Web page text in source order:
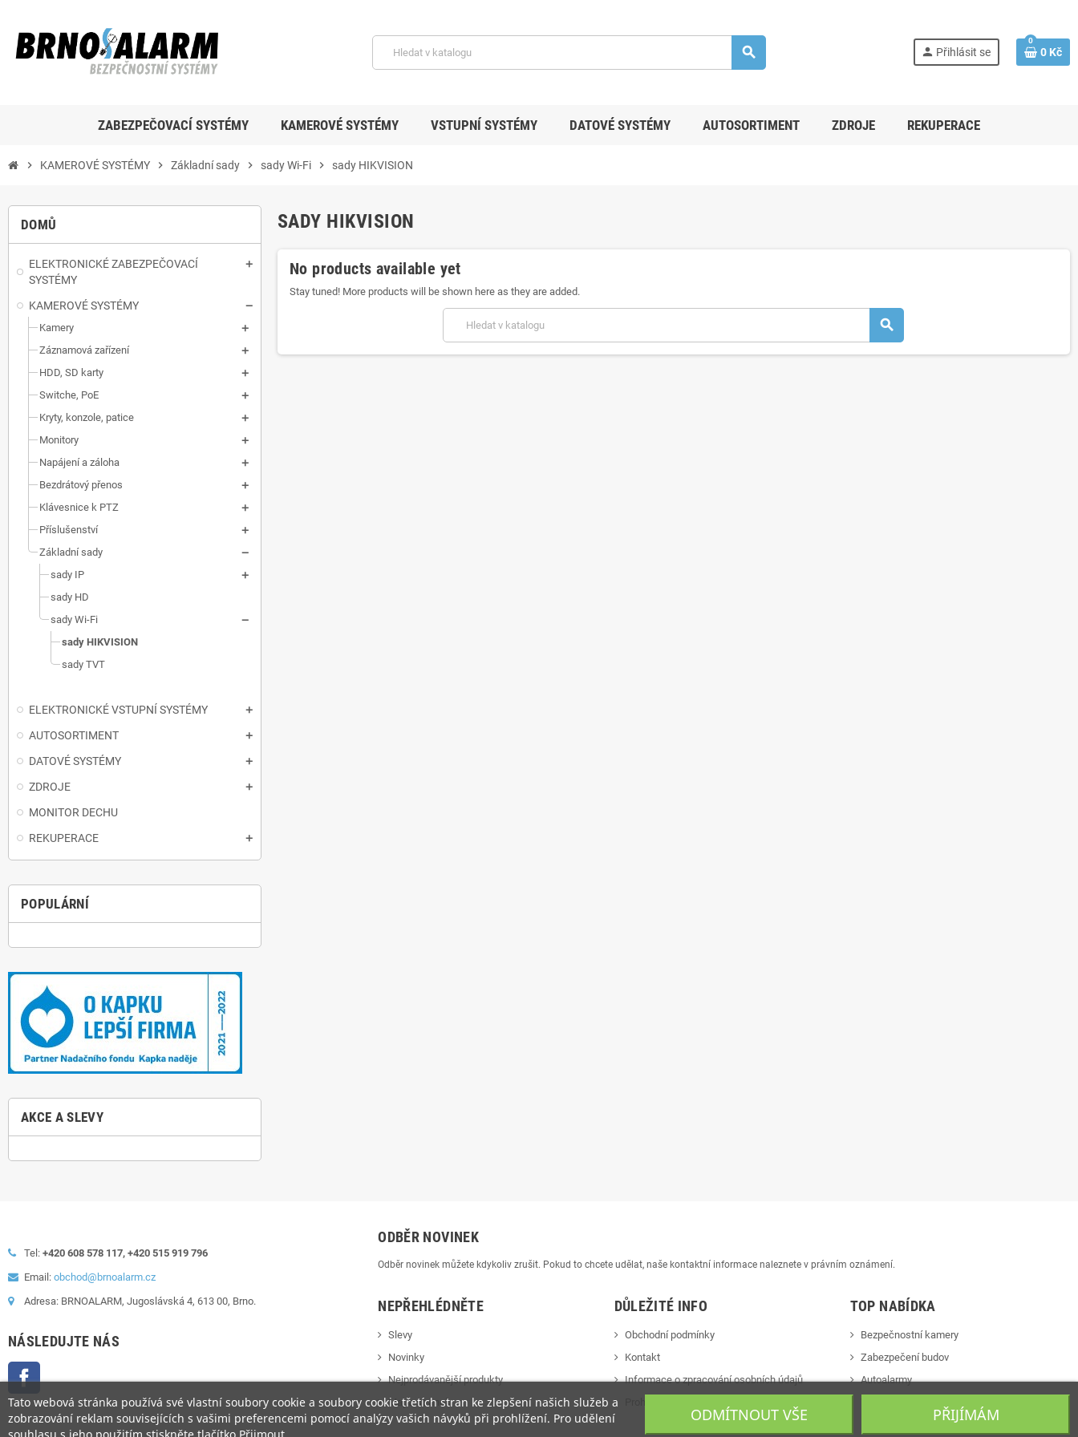
search person Přihlásit se
0
0 Kč
ZABEZPEČOVACÍ SYSTÉMY KAMEROVÉ SYSTÉMY VSTUPNÍ SYSTÉMY DATOVÉ SYSTÉMY AUTOSORTIMENT ZDROJE REKUPERACE
chevron_right KAMEROVÉ SYSTÉMY chevron_right Základní sady chevron_right sady Wi-Fi chevron_right sady HIKVISION
DOMŮ
ELEKTRONICKÉ ZABEZPEČOVACÍ
SYSTÉMY
KAMEROVÉ SYSTÉMY
Kamery
Záznamová zařízení
HDD, SD karty
Switche, PoE
Kryty, konzole, patice
Monitory
Napájení a záloha
Bezdrátový přenos
Klávesnice k PTZ
Příslušenství
Základní sady
sady IP
sady HD
sady Wi-Fi
sady HIKVISION
sady TVT
ELEKTRONICKÉ VSTUPNÍ SYSTÉMY
AUTOSORTIMENT
DATOVÉ SYSTÉMY
ZDROJE
MONITOR DECHU
REKUPERACE
POPULÁRNÍ
AKCE A SLEVY
SADY HIKVISION
No products available yet
Stay tuned! More products will be shown here as they are added.
search
Tel: +420 608 578 117, +420 515 919 796
Email: obchod@brnoalarm.cz
Adresa: BRNOALARM, Jugoslávská 4, 613 00, Brno.
NÁSLEDUJTE NÁS
ODBĚR NOVINEK
Odběr novinek můžete kdykoliv zrušit. Pokud to chcete udělat, naše kontaktní informace naleznete v právním oznámení.
NEPŘEHLÉDNĚTE
Slevy
Novinky
Nejprodávanější produkty
Mapa stránek
DŮLEŽITÉ INFO
Obchodní podmínky
Kontakt
Informace o zpracování osobních údajů
TOP NABÍDKA
Bezpečnostní kamery
Zabezpečení budov
Autoalarmy
Tato webová stránka používá své vlastní soubory cookie a soubory cookie třetích stran ke zlepšení našich služeb a
zobrazování reklam souvisejících s vašimi preferencemi pomocí analýzy vašich návyků při prohlížení. Pro udělení
ODMÍTNOUT VŠE PŘIJÍMÁM